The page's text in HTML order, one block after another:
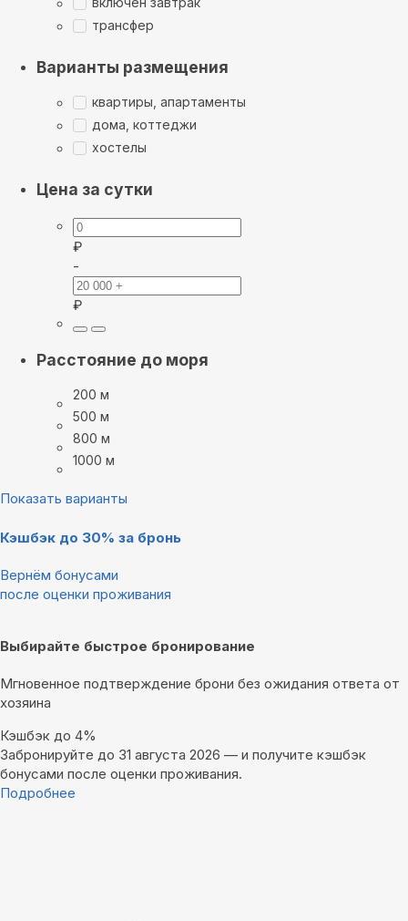
трансфер
Варианты размещения
квартиры, апартаменты
дома, коттеджи
хостелы
Цена за сутки
₽
-
₽
Расстояние до моря
200 м
500 м
800 м
1000 м
Показать варианты
Кэшбэк до 30% за бронь
Вернём бонусами
после оценки проживания
Выбирайте быстрое бронирование
Мгновенное подтверждение брони без ожидания ответа от
хозяина
Кэшбэк до 4%
Забронируйте до 31 августа 2026 — и получите кэшбэк
бонусами после оценки проживания.
Подробнее